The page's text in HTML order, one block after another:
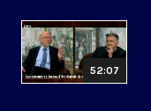
52:07